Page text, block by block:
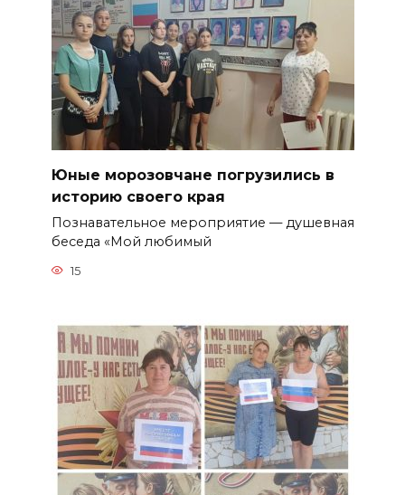
Юные морозовчане погрузились в
историю своего края
Познавательное мероприятие — душевная
беседа «Мой любимый
15